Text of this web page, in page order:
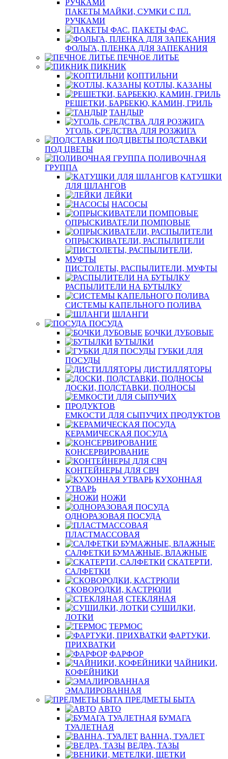
ПАКЕТЫ МАЙКИ, СУМКИ С ПЛ.
РУЧКАМИ
ПАКЕТЫ ФАС.
ФОЛЬГА, ПЛЕНКА ДЛЯ ЗАПЕКАНИЯ
ПЕЧНОЕ ЛИТЬЕ
ПИКНИК
КОПТИЛЬНИ
КОТЛЫ, КАЗАНЫ
РЕШЕТКИ, БАРБЕКЮ, КАМИН, ГРИЛЬ
ТАНДЫР
УГОЛЬ, СРЕДСТВА ДЛЯ РОЗЖИГА
ПОДСТАВКИ
ПОД ЦВЕТЫ
ПОЛИВОЧНАЯ
ГРУППА
КАТУШКИ
ДЛЯ ШЛАНГОВ
ЛЕЙКИ
НАСОСЫ
ОПРЫСКИВАТЕЛИ ПОМПОВЫЕ
ОПРЫСКИВАТЕЛИ, РАСПЫЛИТЕЛИ
ПИСТОЛЕТЫ, РАСПЫЛИТЕЛИ, МУФТЫ
РАСПЫЛИТЕЛИ НА БУТЫЛКУ
СИСТЕМЫ КАПЕЛЬНОГО ПОЛИВА
ШЛАНГИ
ПОСУДА
БОЧКИ ДУБОВЫЕ
БУТЫЛКИ
ГУБКИ ДЛЯ
ПОСУДЫ
ДИСТИЛЛЯТОРЫ
ДОСКИ, ПОДСТАВКИ, ПОДНОСЫ
ЕМКОСТИ ДЛЯ СЫПУЧИХ ПРОДУКТОВ
КЕРАМИЧЕСКАЯ ПОСУДА
КОНСЕРВИРОВАНИЕ
КОНТЕЙНЕРЫ ДЛЯ СВЧ
КУХОННАЯ
УТВАРЬ
НОЖИ
ОДНОРАЗОВАЯ ПОСУДА
ПЛАСТМАССОВАЯ
САЛФЕТКИ БУМАЖНЫЕ, ВЛАЖНЫЕ
СКАТЕРТИ,
САЛФЕТКИ
СКОВОРОДКИ, КАСТРЮЛИ
СТЕКЛЯНАЯ
СУШИЛКИ,
ЛОТКИ
ТЕРМОС
ФАРТУКИ,
ПРИХВАТКИ
ФАРФОР
ЧАЙНИКИ,
КОФЕЙНИКИ
ЭМАЛИРОВАННАЯ
ПРЕДМЕТЫ БЫТА
АВТО
БУМАГА
ТУАЛЕТНАЯ
ВАННА, ТУАЛЕТ
ВЕДРА, ТАЗЫ